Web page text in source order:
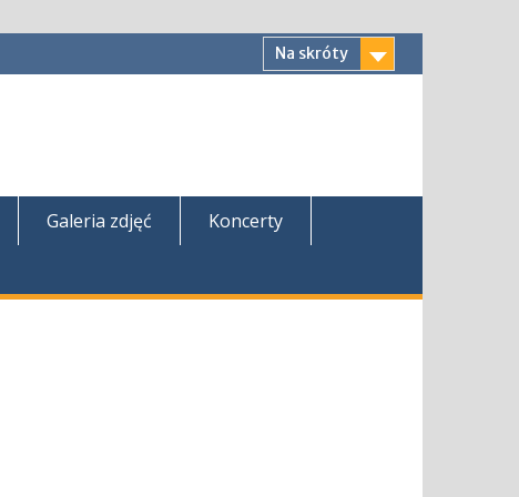
Na skróty
Galeria zdjęć
Koncerty